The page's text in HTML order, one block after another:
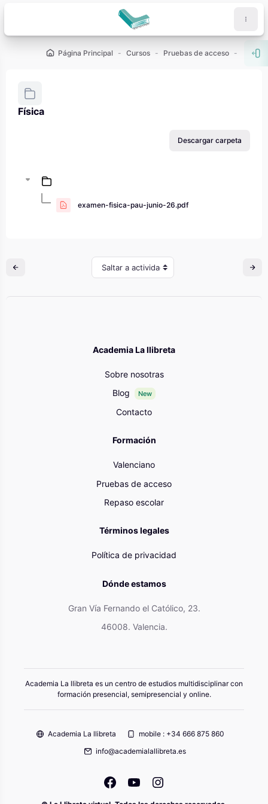
Página Principal Cursos Pruebas de acceso PAU -
Física
Descargar carpeta
examen-fisica-pau-junio-26.pdf
Saltar a actividad
Academia La llibreta
Sobre nosotras
Blog
New
Contacto
Formación
Valenciano
Pruebas de acceso
Repaso escolar
Términos legales
Política de privacidad
Dónde estamos
Gran Vía Fernando el Católico, 23.
46008. Valencia.
Academia La llibreta es un centro de estudios multidisciplinar con
formación presencial, semipresencial y online.
Academia La llibreta
mobile : +34 666 875 860
info@academialallibreta.es